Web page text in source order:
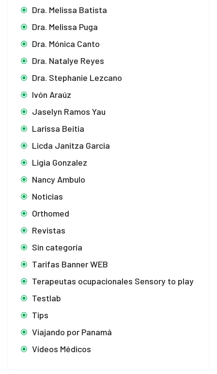
Dra. Melissa Batista
Dra. Melissa Puga
Dra. Mónica Canto
Dra. Natalye Reyes
Dra. Stephanie Lezcano
Ivón Araúz
Jaselyn Ramos Yau
Larissa Beitia
Licda Janitza Garcia
Ligia Gonzalez
Nancy Ambulo
Noticias
Orthomed
Revistas
Sin categoría
Tarifas Banner WEB
Terapeutas ocupacionales Sensory to play
Testlab
Tips
Viajando por Panamá
Vídeos Médicos